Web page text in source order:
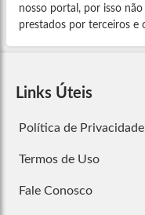
nosso portal, por isso
prestados por terceiros e
Links Úteis
Política de Privacidade
Termos de Uso
Fale Conosco